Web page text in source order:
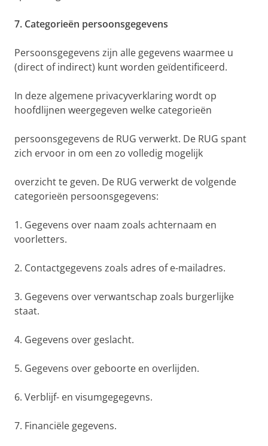
7. Categorieën persoonsgegevens
Persoonsgegevens zijn alle gegevens waarmee u
(direct of indirect) kunt worden geïdentificeerd.
In deze algemene privacyverklaring wordt op
hoofdlijnen weergegeven welke categorieën
persoonsgegevens de RUG verwerkt. De RUG spant
zich ervoor in om een zo volledig mogelijk
overzicht te geven. De RUG verwerkt de volgende
categorieën persoonsgegevens:
1. Gegevens over naam zoals achternaam en
voorletters.
2. Contactgegevens zoals adres of e-mailadres.
3. Gegevens over verwantschap zoals burgerlijke
staat.
4. Gegevens over geslacht.
5. Gegevens over geboorte en overlijden.
6. Verblijf- en visumgegegevns.
7. Financiële gegevens.